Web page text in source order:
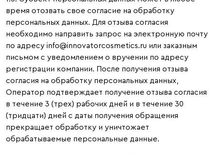
время отозвать свое согласие на обработку
персональных данных. Для отзыва согласия
необходимо направить запрос на электронную почту
по адресу info@innovatorcosmetics.ru или заказным
письмом с уведомлением о вручении по адресу
регистрации компании. После получения отзыва
согласия на обработку персональных данных,
Оператор подтверждает получение отзыва согласия
в течение 3 (трех) рабочих дней и в течение 30
(тридцати) дней с даты получения обращения
прекращает обработку и уничтожает
обрабатываемые персональные данные.